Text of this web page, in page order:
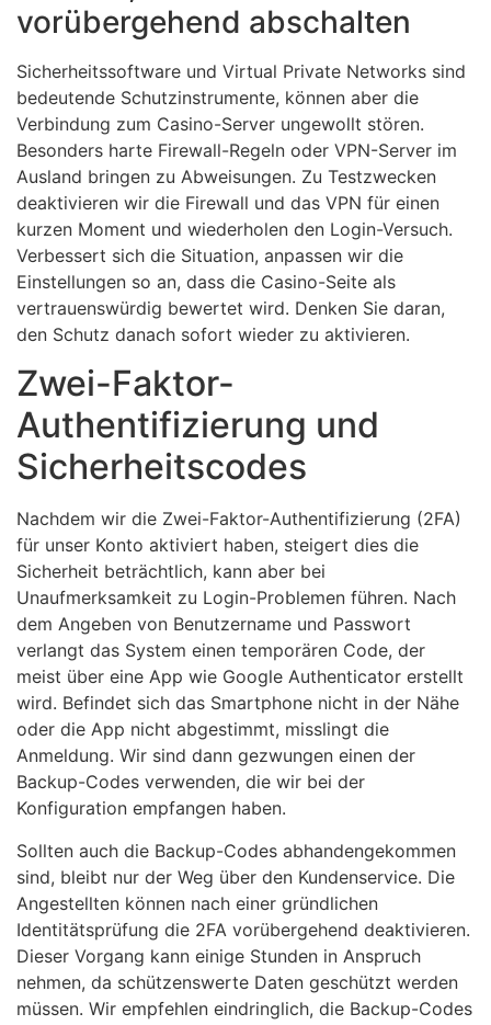
vorübergehend abschalten
Sicherheitssoftware und Virtual Private Networks sind
bedeutende Schutzinstrumente, können aber die
Verbindung zum Casino-Server ungewollt stören.
Besonders harte Firewall-Regeln oder VPN-Server im
Ausland bringen zu Abweisungen. Zu Testzwecken
deaktivieren wir die Firewall und das VPN für einen
kurzen Moment und wiederholen den Login-Versuch.
Verbessert sich die Situation, anpassen wir die
Einstellungen so an, dass die Casino-Seite als
vertrauenswürdig bewertet wird. Denken Sie daran,
den Schutz danach sofort wieder zu aktivieren.
Zwei-Faktor-
Authentifizierung und
Sicherheitscodes
Nachdem wir die Zwei-Faktor-Authentifizierung (2FA)
für unser Konto aktiviert haben, steigert dies die
Sicherheit beträchtlich, kann aber bei
Unaufmerksamkeit zu Login-Problemen führen. Nach
dem Angeben von Benutzername und Passwort
verlangt das System einen temporären Code, der
meist über eine App wie Google Authenticator erstellt
wird. Befindet sich das Smartphone nicht in der Nähe
oder die App nicht abgestimmt, misslingt die
Anmeldung. Wir sind dann gezwungen einen der
Backup-Codes verwenden, die wir bei der
Konfiguration empfangen haben.
Sollten auch die Backup-Codes abhandengekommen
sind, bleibt nur der Weg über den Kundenservice. Die
Angestellten können nach einer gründlichen
Identitätsprüfung die 2FA vorübergehend deaktivieren.
Dieser Vorgang kann einige Stunden in Anspruch
nehmen, da schützenswerte Daten geschützt werden
müssen. Wir empfehlen eindringlich, die Backup-Codes